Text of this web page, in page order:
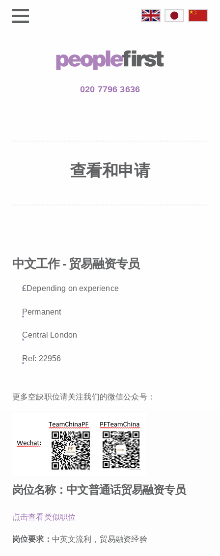
020 7796 3636
查看和申请
中文工作 - 贸易融资专员
£Depending on experience
Permanent
Central London
Ref: 22956
更多空缺职位请关注我们的微信公众号：
岗位名称：中文普通话贸易融资专员
点击查看类似职位
岗位要求： 中英文流利，贸易融资经验